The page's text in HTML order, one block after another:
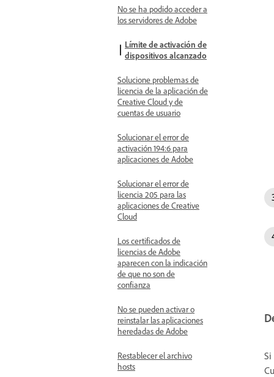
No se ha podido acceder a
los servidores de Adobe
Límite de activación de
dispositivos alcanzado
Solucione problemas de
licencia de la aplicación de
Creative Cloud y de
cuentas de usuario
Solucionar el error de
activación 194:6 para
aplicaciones de Adobe
Solucionar el error de
licencia 205 para las
aplicaciones de Creative
Cloud
Los certificados de
licencias de Adobe
aparecen con la indicación
de que no son de
confianza
No se pueden activar o
reinstalar las aplicaciones
heredadas de Adobe
Restablecer el archivo
hosts